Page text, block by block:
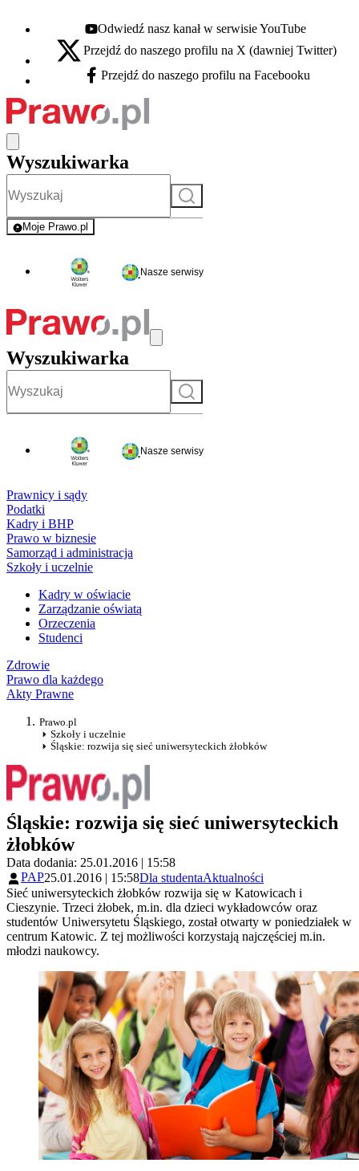
Youtube - otwiera się w nowej karcie
Odwiedź nasz kanał w serwisie YouTube
X - otwiera się w nowej karcie
Przejdź do naszego profilu na X (dawniej Twitter)
Facebook - otwiera się w nowej karcie
Przejdź do naszego profilu na Facebooku
Wyszukiwarka
Szukaj
Moje Prawo.pl
- rejestracja i logowanie do serwisu
Nasze serwisy
Wyszukiwarka
Szukaj
Nasze serwisy
Prawnicy i sądy
Podatki
Kadry i BHP
Prawo w biznesie
Samorząd i administracja
Szkoły i uczelnie
Kadry w oświacie
Zarządzanie oświatą
Orzeczenia
Studenci
Zdrowie
Prawo dla każdego
Akty Prawne
Prawo.pl
Szkoły i uczelnie
Śląskie: rozwija się sieć uniwersyteckich żłobków
Śląskie: rozwija się sieć uniwersyteckich
żłobków
Data dodania: 25.01.2016 | 15:58
PAP25.01.2016 | 15:58Dla studentaAktualności
Sieć uniwersyteckich żłobków rozwija się w Katowicach i
Cieszynie. Trzeci żłobek, m.in. dla dzieci wykładowców oraz
studentów Uniwersytetu Śląskiego, został otwarty w poniedziałek w
centrum Katowic. Z tej możliwości korzystają najczęściej m.in.
młodzi naukowcy.